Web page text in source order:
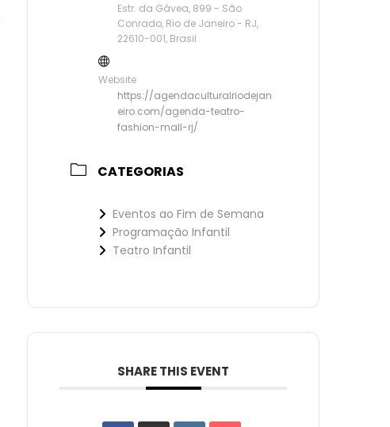
Estr. da Gávea, 899 - São
Conrado, Rio de Janeiro - RJ,
22610-001, Brasil
Website
https://agendaculturalriodejan
eiro.com/agenda-teatro-
fashion-mall-rj/
CATEGORIAS
Eventos ao Fim de Semana
Programação Infantil
Teatro Infantil
SHARE THIS EVENT